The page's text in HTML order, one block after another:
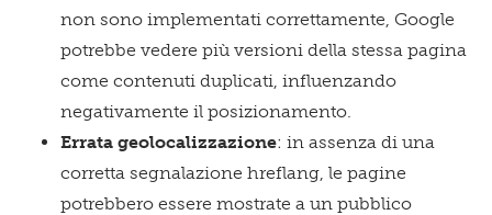
non sono implementati correttamente, Google
potrebbe vedere più versioni della stessa pagina
come contenuti duplicati, influenzando
negativamente il posizionamento.
Errata geolocalizzazione: in assenza di una
corretta segnalazione hreflang, le pagine
potrebbero essere mostrate a un pubblico